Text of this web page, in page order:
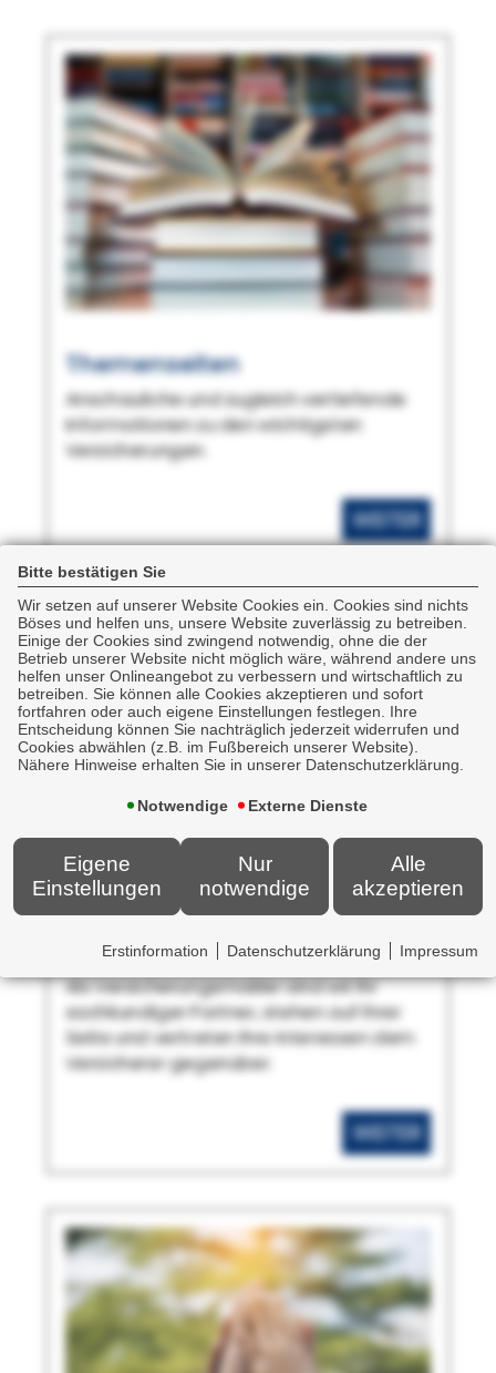
Bitte bestätigen Sie
Wir setzen auf unserer Website Cookies ein. Cookies sind nichts
Böses und helfen uns, unsere Website zuverlässig zu betreiben.
Einige der Cookies sind zwingend notwendig, ohne die der
Betrieb unserer Website nicht möglich wäre, während andere uns
helfen unser Onlineangebot zu verbessern und wirtschaftlich zu
betreiben. Sie können alle Cookies akzeptieren und sofort
fortfahren oder auch eigene Einstellungen festlegen. Ihre
Entscheidung können Sie nachträglich jederzeit widerrufen und
Cookies abwählen (z.B. im Fußbereich unserer Website).
Nähere Hinweise erhalten Sie in unserer Datenschutzerklärung.
Notwendige Externe Dienste
Eigene
Einstellungen
Nur
notwendige
Alle
akzeptieren
Erstinformation Datenschutzerklärung Impressum
Themenseiten
Anschauliche und zugleich vertiefende
Informationen zu den wichtigsten
Versicherungen.
WEITER
Schadenmeldung
Wir kümmern uns.
Als Versicherungsmakler sind wir Ihr
sachkundiger Partner, stehen auf Ihrer
Seite und vertreten Ihre Interessen dem
Versicherer gegenüber.
WEITER